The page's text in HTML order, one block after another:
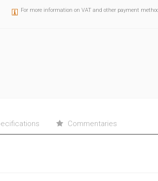
For more information on VAT and other payment
Commentaries